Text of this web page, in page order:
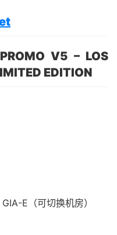
V5 – LOS
EDITION
E（可切换机房）